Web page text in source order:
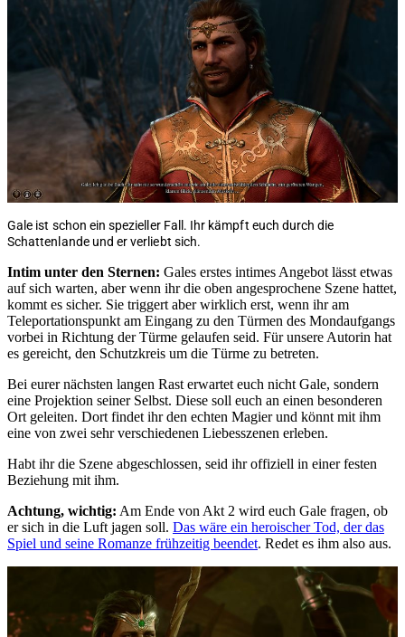
Gale ist schon ein spezieller Fall. Ihr kämpft euch durch die
Schattenlande und er verliebt sich.
Intim unter den Sternen: Gales erstes intimes Angebot lässt etwas
auf sich warten, aber wenn ihr die oben angesprochene Szene hattet,
kommt es sicher. Sie triggert aber wirklich erst, wenn ihr am
Teleportationspunkt am Eingang zu den Türmen des Mondaufgangs
vorbei in Richtung der Türme gelaufen seid. Für unsere Autorin hat
es gereicht, den Schutzkreis um die Türme zu betreten.
Bei eurer nächsten langen Rast erwartet euch nicht Gale, sondern
eine Projektion seiner Selbst. Diese soll euch an einen besonderen
Ort geleiten. Dort findet ihr den echten Magier und könnt mit ihm
eine von zwei sehr verschiedenen Liebesszenen erleben.
Habt ihr die Szene abgeschlossen, seid ihr offiziell in einer festen
Beziehung mit ihm.
Achtung, wichtig: Am Ende von Akt 2 wird euch Gale fragen, ob
er sich in die Luft jagen soll. Das wäre ein heroischer Tod, der das
Spiel und seine Romanze frühzeitig beendet. Redet es ihm also aus.